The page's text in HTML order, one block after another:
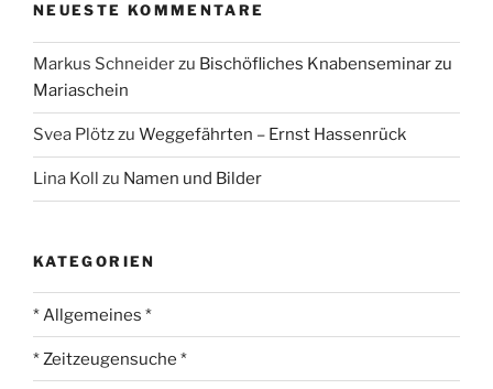
NEUESTE KOMMENTARE
Markus Schneiderzu Bischöfliches Knabenseminar zu
Mariaschein
Svea Plötzzu Weggefährten – Ernst Hassenrück
Lina Koll zu Namen und Bilder
KATEGORIEN
* Allgemeines *
* Zeitzeugensuche *